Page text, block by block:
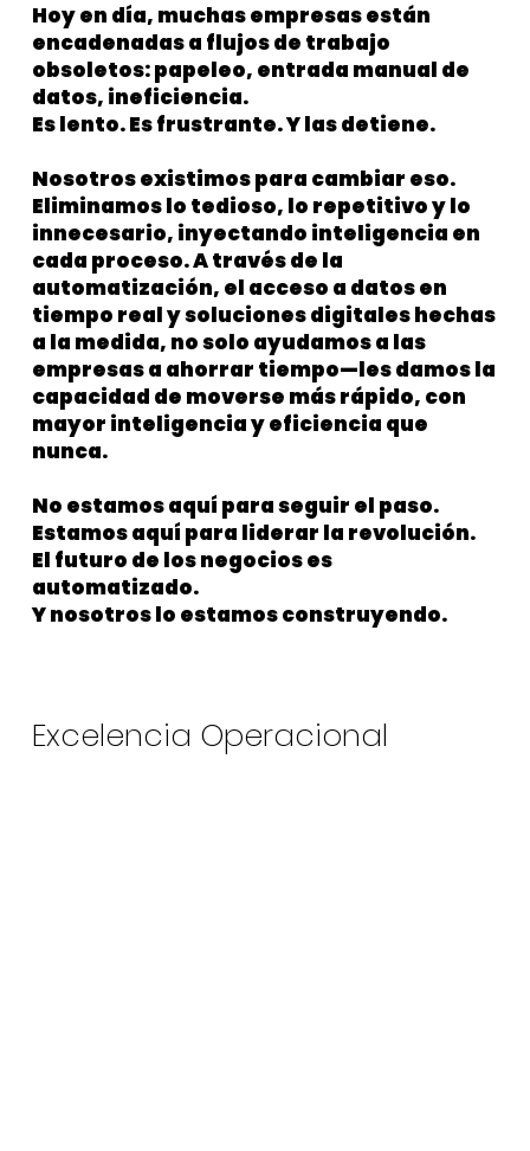
Hoy en día, muchas empresas están
encadenadas a flujos de trabajo
obsoletos: papeleo, entrada manual de
datos, ineficiencia.
Es lento. Es frustrante. Y las detiene.
Nosotros existimos para cambiar eso.
Eliminamos lo tedioso, lo repetitivo y lo
innecesario, inyectando inteligencia en
cada proceso. A través de la
automatización, el acceso a datos en
tiempo real y soluciones digitales hechas
a la medida, no solo ayudamos a las
empresas a ahorrar tiempo—les damos la
capacidad de moverse más rápido, con
mayor inteligencia y eficiencia que
nunca.
No estamos aquí para seguir el paso.
Estamos aquí para liderar la revolución.
El futuro de los negocios es
automatizado.
Y nosotros lo estamos construyendo.
Excelencia Operacional